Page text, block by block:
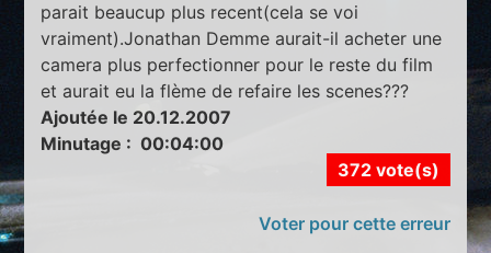
parait beaucup plus recent(cela se voi
vraiment).Jonathan Demme aurait-il acheter une
camera plus perfectionner pour le reste du film
et aurait eu la flème de refaire les scenes???
Ajoutée le 20.12.2007
Minutage : 00:04:00
372 vote(s)
Voter pour cette erreur